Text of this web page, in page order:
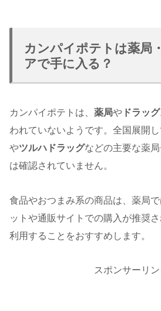
カンパイポテトは薬局
アで手に入る？
カンパイポテトは、 薬局や ドラッ
われていないようです。全国展開
やツルハドラッグなどの主要な薬
は確認されていません。
食品やおつまみ系の商品は、薬局
ットや通販サイトでの購入が推奨
利用することをおすすめします。
スポンサーリン